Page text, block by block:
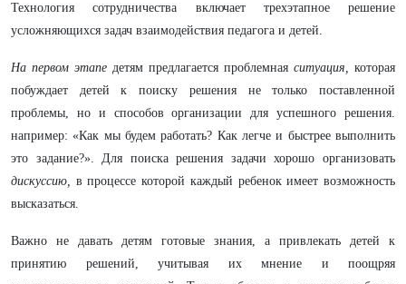
Технология сотрудничества включает трехэтапное решение
усложняющихся задач взаимодействия педагога и детей.
На первом этапе детям предлагается проблемная ситуация, которая
побуждает детей к поиску решения не только поставленной
проблемы, но и способов организации для успешного решения.
например: «Как мы будем работать? Как легче и быстрее выполнить
это задание?». Для поиска решения задачи хорошо организовать
дискуссию, в процессе которой каждый ребенок имеет возможность
высказаться.
Важно не давать детям готовые знания, а привлекать детей к
принятию решений, учитывая их мнение и поощряя